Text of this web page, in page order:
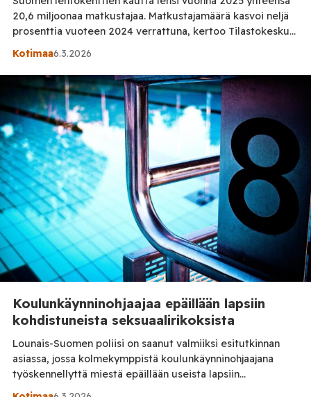
20,6 miljoonaa matkustajaa. Matkustajamäärä kasvoi neljä
prosenttia vuoteen 2024 verrattuna, kertoo Tilastokeskus.
Matkustajia oli noin 0,9 miljoonaa enemmän kuin vuotta
palautunut koronaa edeltäneelle tasolle: matkustajia oli 21
% eli 5,6 miljoonaa vähemmän kuin vuonna 2019. Suurin
osa matkustajista kulki Helsinki-Vantaan lentoaseman […]
Kotimaa6.3.2026
Koulunkäynninohjaajaa epäillään lapsiin
kohdistuneista seksuaalirikoksista
Lounais-Suomen poliisi on saanut valmiiksi esitutkinnan
asiassa, jossa kolmekymppistä koulunkäynninohjaajana
työskennellyttä miestä epäillään useista lapsiin
kohdistuneista seksuaalirikoksista. Juttukokonaisuus on